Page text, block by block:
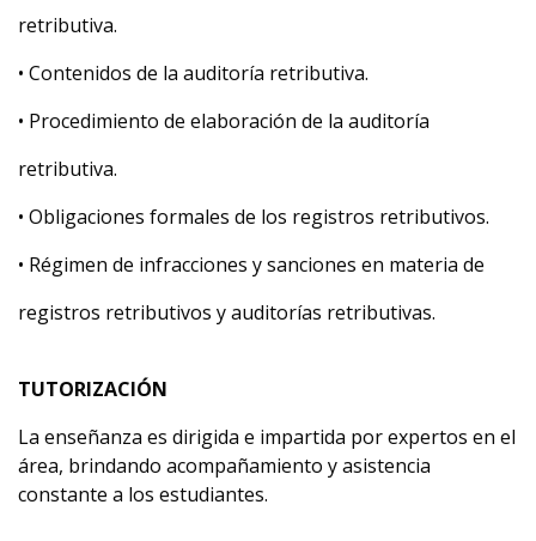
retributiva.
• Contenidos de la auditoría retributiva.
• Procedimiento de elaboración de la auditoría
retributiva.
• Obligaciones formales de los registros retributivos.
• Régimen de infracciones y sanciones en materia de
registros retributivos y auditorías retributivas.
TUTORIZACIÓN
La enseñanza es dirigida e impartida por expertos en el
área, brindando acompañamiento y asistencia
constante a los estudiantes.